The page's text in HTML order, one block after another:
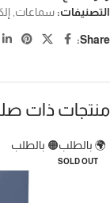
التصنيفات: سماعات,
Share:
منتجات ذات
🌍 بالطلب🟠 بالطلب
SOLD OUT